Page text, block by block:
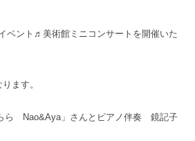
ベント♬美術館ミニコンサートを開催いた
ます。
ら Nao&Aya」さんとピアノ伴奏 鏡記子